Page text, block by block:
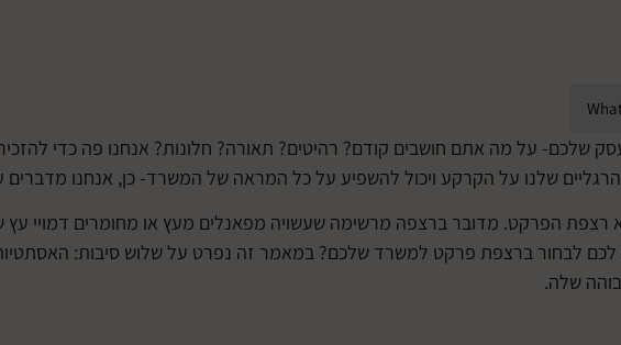
שלכם- על מה אתם חושבים קודם? רהיטים? תאורה? חלונות? אנחנו פה כדי
שלנו על הקרקע ויכול להשפיע על כל המראה של המשרד- כן, אנחנו
רצפת הפרקט. מדובר ברצפה מרשימה שעשויה מפאנלים מעץ או מחומרים דמויי עץ
לכם לבחור ברצפת פרקט למשרד שלכם? במאמר זה נפרט על שלוש סיבות:
שלה.